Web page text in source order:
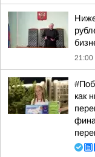
21:00
как